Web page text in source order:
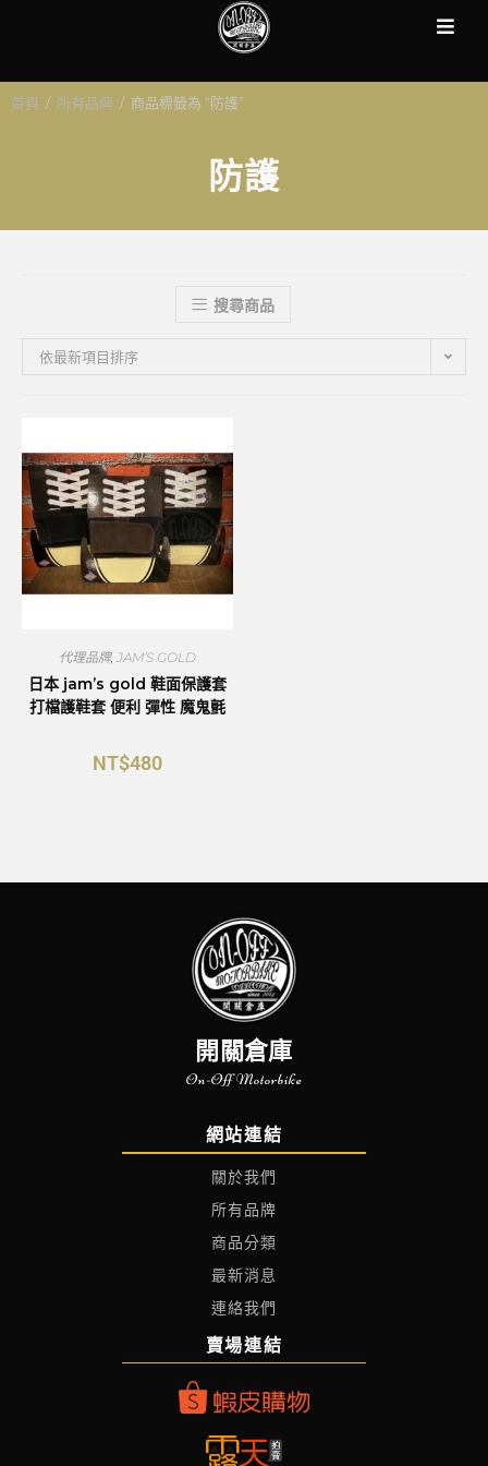
首頁 / 所有品牌 / 商品標籤為 “防護”
防護
搜尋商品
依最新項目排序
代理品牌, JAM’S GOLD
日本 jam’s gold 鞋面保護套
打檔護鞋套 便利 彈性 魔鬼氈
NT$480
開關倉庫
On-Off Motorbike
網站連結
關於我們
所有品牌
商品分類
最新消息
連絡我們
賣場連結